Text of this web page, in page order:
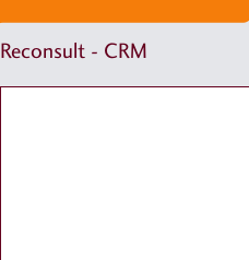
Reconsult - CRM